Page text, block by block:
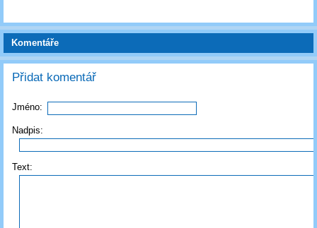
Komentáře
Přidat komentář
Jméno:
Nadpis:
Text: